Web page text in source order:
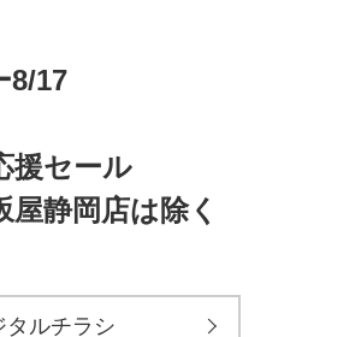
8/17
援セール
静岡店は除く
タルチラシ